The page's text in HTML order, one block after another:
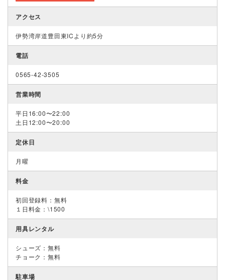
アクセス
伊勢湾岸道豊田東ICより約5分
電話
0565-42-3505
営業時間
平日16:00〜22:00
土日12:00〜20:00
定休日
月曜
料金
初回登録料：無料
１日料金：\1500
用具レンタル
シューズ：無料
チョーク：無料
駐車場